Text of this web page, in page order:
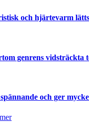
och hjärtevarm
genrens vidsträckta
Sweden
Jazz
och ger
om